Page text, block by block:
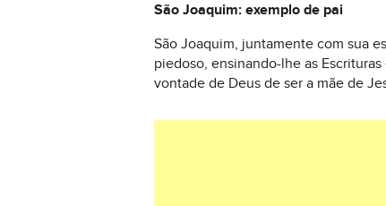
São Joaquim: exemplo de pai
São Joaquim, juntamente com sua
piedoso, ensinando-lhe as
vontade de Deus de ser a mãe de